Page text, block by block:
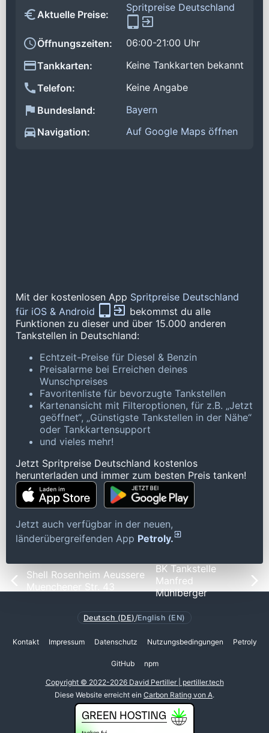
Aktuelle Preise:
Spritpreise Deutschland
Öffnungszeiten:
06:00-21:00 Uhr
Tankkarten:
Keine Tankkarten bekannt
Telefon:
Keine Angabe
Bundesland:
Bayern
Navigation:
Auf Google Maps öffnen
Mit der kostenlosen App Spritpreise Deutschland
für iOS & Android
bekommst du alle
Funktionen zu dieser und über 15.000 anderen
Tankstellen in Deutschland:
Echtzeit-Preise für Diesel & Benzin
Preisalarme bei Erreichen deines
Wunschpreises
Favoritenliste für bevorzugte Tankstellen
Kartenansicht mit Filteroptionen, für z.B. „Jetzt
geöffnet“, „Günstigste Tankstellen in der Nähe“
oder Tankkartensupport
und vieles mehr!
Jetzt Spritpreise Deutschland kostenlos
herunterladen und immer zum besten Preis tanken!
Jetzt auch verfügbar in der neuen,
länderübergreifenden App Petroly.
Shell Rosenheim Aeussere
Muenchener Str. 43
BK Tankstelle
Manfred
Mühlberger
Deutsch (DE) /English (EN)
Kontakt Impressum Datenschutz Nutzungsbedingungen Petroly
GitHub npm
Copyright © 2022-2026 David Pertiller | pertiller.tech
Diese Website erreicht ein Carbon Rating von A.